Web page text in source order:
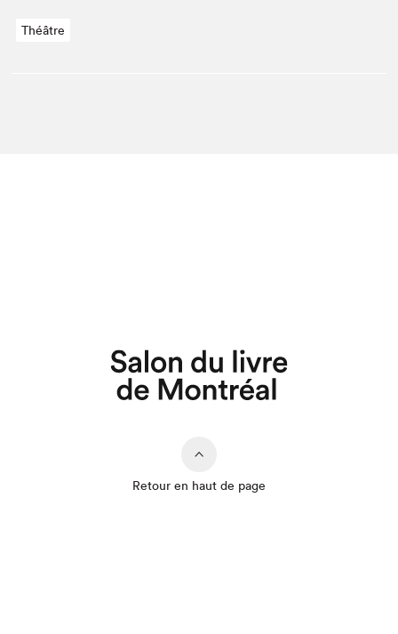
Théâtre
Retour en haut de page